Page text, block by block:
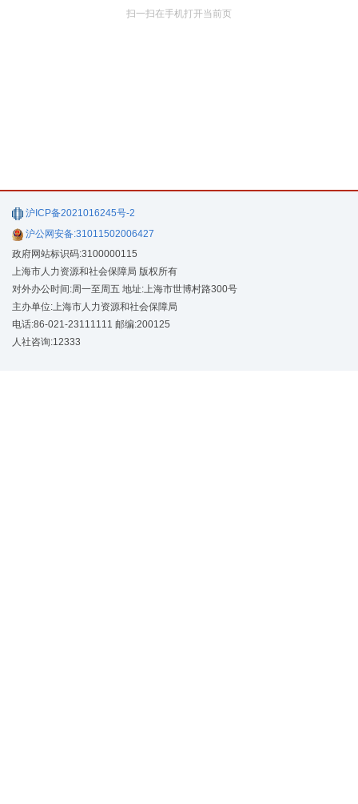
扫一扫在手机打开当前页
沪ICP备2021016245号-2
沪公网安备:31011502006427
政府网站标识码:3100000115
上海市人力资源和社会保障局 版权所有
对外办公时间:周一至周五 地址:上海市世博村路300号
主办单位:上海市人力资源和社会保障局
电话:86-021-23111111 邮编:200125
人社咨询:12333